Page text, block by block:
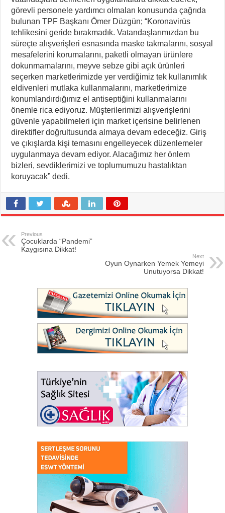
görevli personele yardımcı olmaları konusunda çağrıda
bulunan TPF Başkanı Ömer Düzgün; “Koronavirüs
tehlikesini geride bırakmadık. Vatandaşlarımızdan bu
süreçte alışverişleri esnasında maske takmalarını, sosyal
mesafelerini korumalarını, paketli olmayan ürünlere
dokunmamalarını, meyve sebze gibi açık ürünleri
seçerken marketlerimizde yer verdiğimiz tek kullanımlık
eldivenleri mutlaka kullanmalarını, marketlerimize
konumlandırdığımız el antiseptiğini kullanmalarını
önemle rica ediyoruz. Müşterilerimizi alışverişlerini
güvenle yapabilmeleri için market içerisine belirlenen
direktifler doğrultusunda almaya devam edeceğiz. Giriş
ve çıkışlarda kişi temasını engelleyecek düzenlemeler
uygulanmaya devam ediyor. Alacağımız her önlem
bizleri, sevdiklerimizi ve toplumumuzu hastalıktan
koruyacak” dedi.
Previous
Çocuklarda “Pandemi”
Kaygısına Dikkat!
Next
Oyun Oynarken Yemek Yemeyi
Unutuyorsa Dikkat!